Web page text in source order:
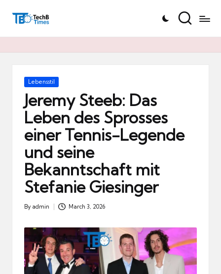
T
h
Posted
Lebensstil
Jeremy Steeb: Das
Leben des Sprosses
einer Tennis-Legende
und seine
Bekanntschaft mit
Stefanie Giesinger
Posted
By admin March 3, 2026